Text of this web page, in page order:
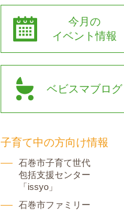
今月の
イベント情報
ベビスマブログ
子育て中の方向け情報
石巻市子育て世代
包括支援センター
「issyo」
石巻市ファミリー